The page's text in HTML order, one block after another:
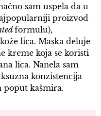
sam uspela da u
proizvod
formulu),
lica. Maska deluje
kreme koja se koristi
lica. Nanela sam
konzistencija
poput kašmira.